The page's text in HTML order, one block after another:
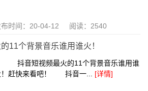
布时间：20-04-12 阅读：2540
11个背景音乐谁用谁火！
音短视频最火的11个背景音乐谁用谁
！赶快来看吧！ 抖音一... [详情]